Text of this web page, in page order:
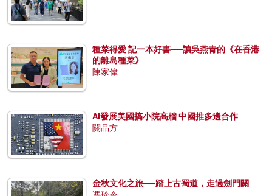
種菜得愛 記一本好書──讀吳燕青的《在香港
的離島種菜》
陳家偉
AI發展美國搞小院高牆 中國推多邊合作
關品方
金秋文化之旅──踏上古蜀道，走過劍門關